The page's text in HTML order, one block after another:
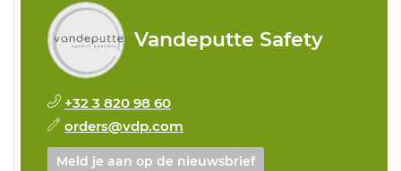
Vandeputte Safety
+32 3 820 98 60
orders@vdp.com
Meld je aan op de nieuwsbrief